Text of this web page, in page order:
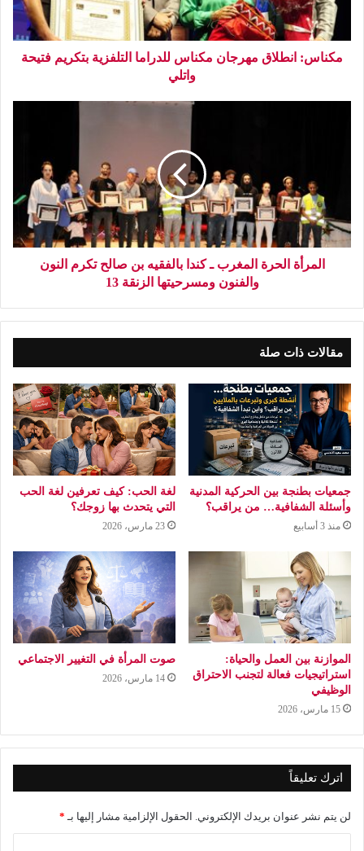
مكناس: انطلاق مهرجان مكناس للدراما التلفزية بتكريم فتيحة
واتلي
المرأة الحرة المغرب ـ كندا بالفقيه بن صالح تكرم النون
والفنون ومسرحيتها الزنقة 13
مقالات ذات صلة
جمعيات بطنجة بين الحركية المدنية
وأسئلة الشفافية… من يراقب؟
منذ 3 أسابيع
لغة الحب: كيف تعرفين لغة الحب
التي يتحدث بها زوجك؟
23 مارس، 2026
الموازنة بين العمل والحياة:
استراتيجيات فعالة لتجنب الاحتراق
الوظيفي
15 مارس، 2026
صوت المرأة في التغيير الاجتماعي
14 مارس، 2026
اترك تعليقاً
لن يتم نشر عنوان بريدك الإلكتروني. الحقول الإلزامية مشار إليها بـ *